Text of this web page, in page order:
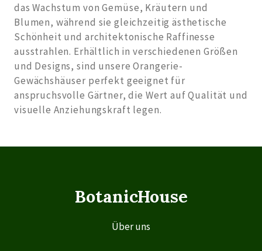
das Wachstum von Gemüse, Kräutern und
Blumen, während sie gleichzeitig ästhetische
Schönheit und architektonische Raffinesse
ausstrahlen. Erhältlich in verschiedenen Größen
und Designs, sind unsere Orangerie-
Gewächshäuser perfekt geeignet für
anspruchsvolle Gärtner, die Wert auf Qualität und
visuelle Anziehungskraft legen.
BotanicHouse
Über uns